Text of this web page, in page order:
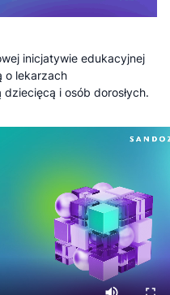
inicjatywie edukacyjnej
o lekarzach
i osób dorosłych.